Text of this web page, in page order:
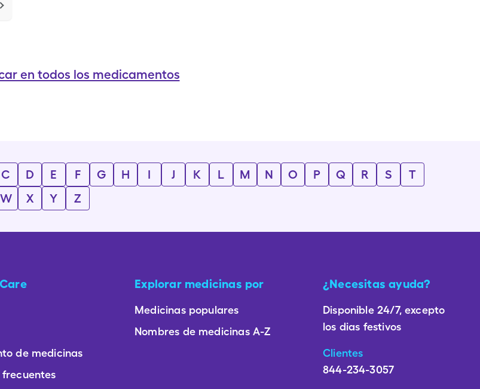
en todos los medicamentos
C D E F G H I J K L M N O P Q R S
T
W X Y Z
de medicinas
Explorar medicinas por
Medicinas populares
Nombres de medicinas A-Z
¿Necesitas ayuda?
Disponible 24/7, excepto
los dias festivos
Clientes
844-234-3057